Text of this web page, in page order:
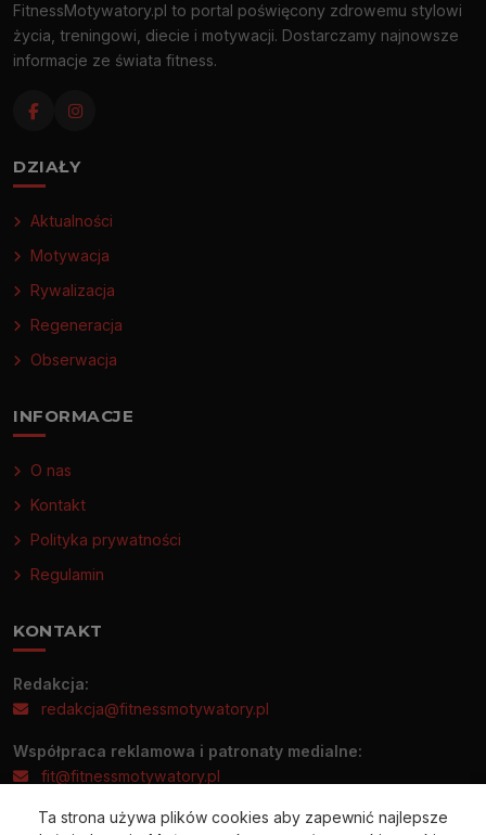
FitnessMotywatory.pl to portal poświęcony zdrowemu stylowi
życia, treningowi, diecie i motywacji. Dostarczamy najnowsze
informacje ze świata fitness.
DZIAŁY
Aktualności
Motywacja
Rywalizacja
Regeneracja
Obserwacja
INFORMACJE
O nas
Kontakt
Polityka prywatności
Regulamin
KONTAKT
Redakcja:
redakcja@fitnessmotywatory.pl
Współpraca reklamowa i patronaty medialne:
fit@fitnessmotywatory.pl
Informacje prasowe prosimy wysyłać wyłącznie na adres:
Ta strona używa plików cookies aby zapewnić najlepsze